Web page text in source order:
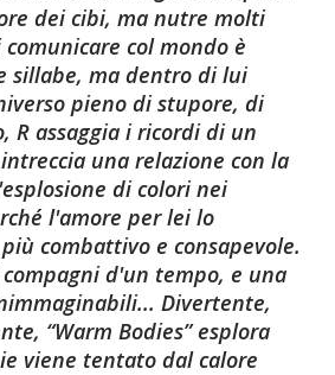
dei cibi, ma nutre molti
col mondo è
sillabe, ma dentro di lui
pieno di stupore, di
R assaggia i ricordi di un
una relazione con la
di colori nei
l'amore per lei lo
combattivo e consapevole.
d'un tempo, e una
Divertente,
“Warm Bodies” esplora
viene tentato dal calore